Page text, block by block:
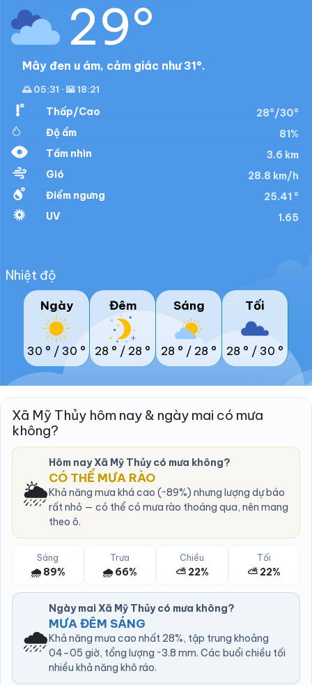
29°
Mây đen u ám, cảm giác như 31°.
🌅 05:31 · 🌇 18:21
Thấp/Cao
28°/30°
Độ ẩm
81%
Tầm nhìn
3.6 km
Gió
28.8 km/h
Điểm ngưng
25.41 °
UV
1.65
Nhiệt độ
Ngày
30 ° / 30 °
Đêm
28 ° / 28 °
Sáng
28 ° / 28 °
Tối
28 ° / 30 °
Xã Mỹ Thủy hôm nay & ngày mai có mưa
không?
🌦️
Hôm nay Xã Mỹ Thủy có mưa không?
CÓ THỂ MƯA RÀO
Khả năng mưa khá cao (~89%) nhưng lượng dự báo
rất nhỏ — có thể có mưa rào thoáng qua, nên mang
theo ô.
Sáng
🌧️ 89%
Trưa
🌧️ 66%
Chiều
⛅ 22%
Tối
⛅ 22%
🌧️
Ngày mai Xã Mỹ Thủy có mưa không?
MƯA ĐÊM SÁNG
Khả năng mưa cao nhất 28%, tập trung khoảng
04–05 giờ, tổng lượng ~3.8 mm. Các buổi chiều tối
nhiều khả năng khô ráo.